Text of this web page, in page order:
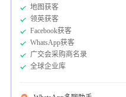
地图获客
领英获客
Facebook获客
WhatsApp获客
广交会采购商名录
全球企业库